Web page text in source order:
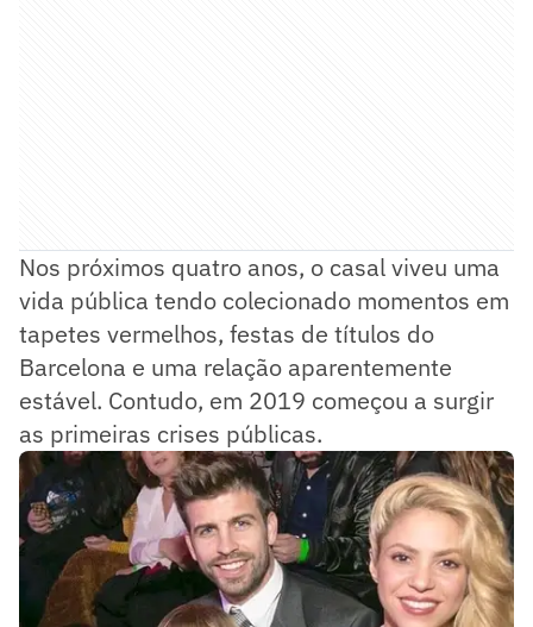
Nos próximos quatro anos, o casal viveu uma
vida pública tendo colecionado momentos em
tapetes vermelhos, festas de títulos do
Barcelona e uma relação aparentemente
estável. Contudo, em 2019 começou a surgir
as primeiras crises públicas.